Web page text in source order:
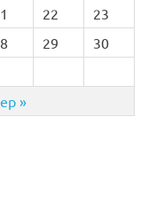
22
23
29
30
»